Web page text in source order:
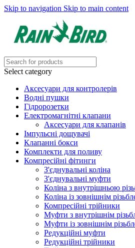
Skip to navigation Skip to main content
Select category
Аксесуари для контролерів
Водні пушки
Гідророзетки
Електромагнітні клапани
Аксесуари для клапанів
Імпульсні дощувачі
Клапанні бокси
Комплекти для поливу
Компресійні фітинги
З'єднувальні коліна
З'єднувальні муфти
Коліна з внутрішньою
Коліна із зовнішнім
Компресійні трійники
Муфти з внутрішнім
Муфти із зовнішнім
Редукційні муфти
Редукційні трійники